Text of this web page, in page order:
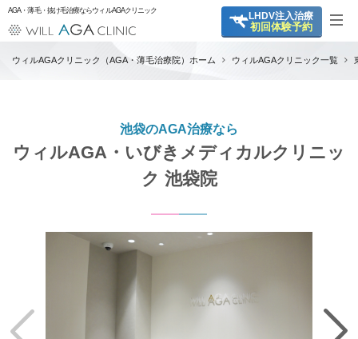
AGA・薄毛・抜け毛治療ならウィルAGAクリニック LHDV注入治療
初回体験予約
ウィルAGAクリニック（AGA・薄毛治療院）ホーム ウィルAGAクリニック一覧
池袋のAGA治療なら
ウィルAGA・いびきメディカルクリニッ
ク 池袋院